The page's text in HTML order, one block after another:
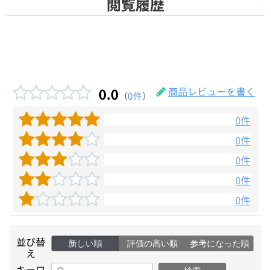
0.0 （0件）
商品レビューを書く
0件
0件
0件
0件
0件
並び替
え
新しい順 評価の高い順 参考になった順